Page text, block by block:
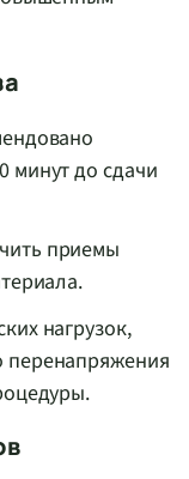
минут до сдачи
приемы
нагрузок,
перенапряжения